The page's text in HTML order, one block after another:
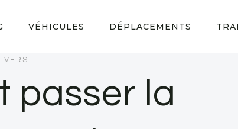
VÉHICULES DÉPLACEMENTS
passer la